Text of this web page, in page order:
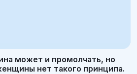
может и промолчать, но
нет такого принципа.